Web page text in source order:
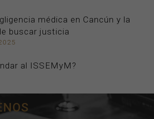
médica en Cancún y la
buscar justicia
al ISSEMyM?